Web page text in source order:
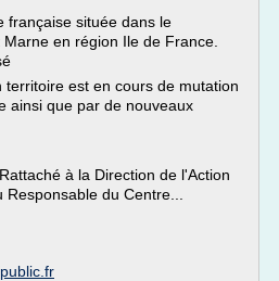
française située dans le
en région Ile de France.
est en cours de mutation
ainsi que par de nouveaux
à la Direction de l'Action
du Centre...